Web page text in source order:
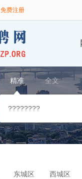
免费注册
精准 全文
东城区 西城区